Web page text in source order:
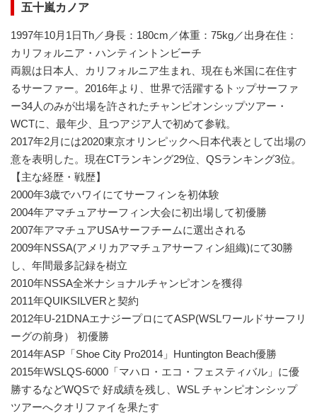
五十嵐カノア
1997年10月1日Th／身長：180cm／体重：75kg／出身在住：
カリフォルニア・ハンティントンビーチ
両親は日本人、カリフォルニア生まれ、現在も米国に在住す
るサーファー。2016年より、世界で活躍するトップサーファ
ー34人のみが出場を許されたチャンピオンシップツアー・
WCTに、最年少、且つアジア人で初めて参戦。
2017年2月には2020東京オリンピックへ日本代表として出場の
意を表明した。現在CTランキング29位、QSランキング3位。
【主な経歴・戦歴】
2000年3歳でハワイにてサーフィンを初体験
2004年アマチュアサーフィン大会に初出場して初優勝
2007年アマチュアUSAサーフチームに選出される
2009年NSSA(アメリカアマチュアサーフィン組織)にて30勝
し、年間最多記録を樹立
2010年NSSA全米ナショナルチャンピオンを獲得
2011年QUIKSILVERと契約
2012年U-21DNAエナジープロにてASP(WSLワールドサーフリ
ーグの前身） 初優勝
2014年ASP「Shoe City Pro2014」Huntington Beach優勝
2015年WSLQS-6000「マハロ・エコ・フェスティバル」に優
勝するなどWQSで 好成績を残し、WSL チャンピオンシップ
ツアーへクオリファイを果たす